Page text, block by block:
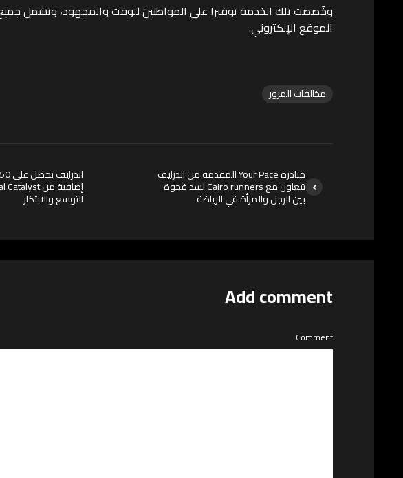
وخُصصت تلك الخدمة توفيرا على المواطنين للوقت والمجهود، وتشمل
الموقع الإلكتروني.
مخالفات المرور
مبادرة Your Pace المقدمة من اندرايف
تتعاون مع Cairo runners لسد فجوة
بين الرجل والمرأة في الرياضة التوسع والابتكار
Add comment
Comment